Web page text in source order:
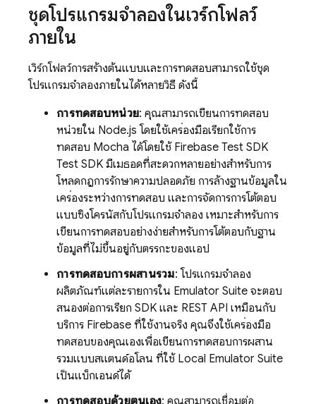
ชุดโปรแกรมจำลองในเวิร์กโฟลว์
ภายใน
เวิร์กโฟลว์การสร้างต้นแบบและการทดสอบสามารถใช้ชุด
โปรแกรมจำลองภายในได้หลายวิธี ดังนี้
การทดสอบหน่วย: คุณสามารถเขียนการทดสอบ
หน่วยใน Node.js โดยใช้เครื่องมือเรียกใช้การ
ทดสอบ Mocha ได้โดยใช้ Firebase Test SDK
Test SDK มีเมธอดที่สะดวกหลายอย่างสำหรับการ
โหลดกฎการรักษาความปลอดภัย การล้างฐานข้อมูลใน
เครื่องระหว่างการทดสอบ และการจัดการการโต้ตอบ
แบบซิงโครนัสกับโปรแกรมจำลอง เหมาะสำหรับการ
เขียนการทดสอบอย่างง่ายสำหรับการโต้ตอบกับฐาน
ข้อมูลที่ไม่ขึ้นอยู่กับตรรกะของแอป
การทดสอบการผสานรวม: โปรแกรมจำลอง
ผลิตภัณฑ์แต่ละรายการใน Emulator Suite จะตอบ
สนองต่อการเรียก SDK และ REST API เหมือนกับ
บริการ Firebase ที่ใช้งานจริง คุณจึงใช้เครื่องมือ
ทดสอบของคุณเองเพื่อเขียนการทดสอบการผสาน
รวมแบบสแตนด์อโลน ที่ใช้ Local Emulator Suite
เป็นแบ็กเอนด์ได้
การทดสอบด้วยตนเอง: คุณสามารถเชื่อมต่อ